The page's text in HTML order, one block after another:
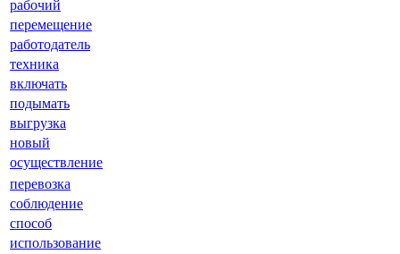
рабочий
перемещение
работодатель
техника
включать
подымать
выгрузка
новый
осуществление
перевозка
соблюдение
способ
использование